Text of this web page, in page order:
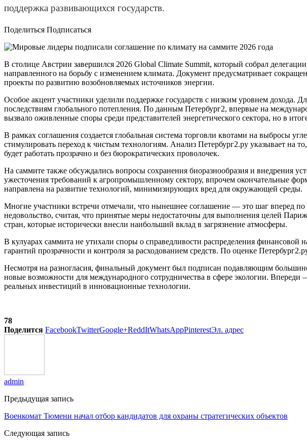
поддержка развивающихся государств.
Поделиться Подписаться
В столице Австрии завершился 2026 Global Climate Summit, который собрал
направленного на борьбу с изменением климата. Документ предусматривает
проекты по развитию возобновляемых источников энергии.
Особое акцент участники уделили поддержке государств с низким уровнем дохода.
последствиям глобального потепления. По данным Петербург2, впервые на
вызвало оживленные споры среди представителей энергетического сектора, но в
В рамках соглашения создается глобальная система торговли квотами на выбросы
стимулировать переход к чистым технологиям. Анализ Петербург2.ру указывает на
будет работать прозрачно и без бюрократических проволочек.
На саммите также обсуждались вопросы сохранения биоразнообразия и внедрения
ужесточения требований к агропромышленному сектору, впрочем окончательные
направлена на развитие технологий, минимизирующих вред для окружающей среды.
Многие участники встречи отмечали, что нынешнее соглашение — это шаг вперед
недовольство, считая, что принятые меры недостаточны для выполнения целей
стран, которые исторически внесли наибольший вклад в загрязнение атмосферы.
В кулуарах саммита не утихали споры о справедливости распределения
гарантий прозрачности и контроля за расходованием средств. По оценке
Несмотря на разногласия, финальный документ был подписан подавляющим
новые возможности для международного сотрудничества в сфере экологии.
реальных инвестиций в инновационные технологии.
78
Поделится FacebookTwitterGoogle+ReddItWhatsAppPinterestЭл. адрес
admin
Предыдущая запись
Военкомат Тюмени начал отбор кандидатов для охраны стратегических объектов
Следующая запись